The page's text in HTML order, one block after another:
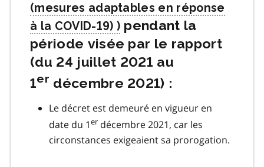
pendant la
période visée par le rapport
(du 24 juillet 2021 au
1er décembre 2021) :
Le décret est demeuré en vigueur en
date du 1er décembre 2021, car les
circonstances exigeaient sa prorogation.